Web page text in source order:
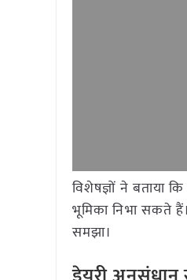
विशेषज्ञों ने बताया
भूमिका निभा सकते
समझा।